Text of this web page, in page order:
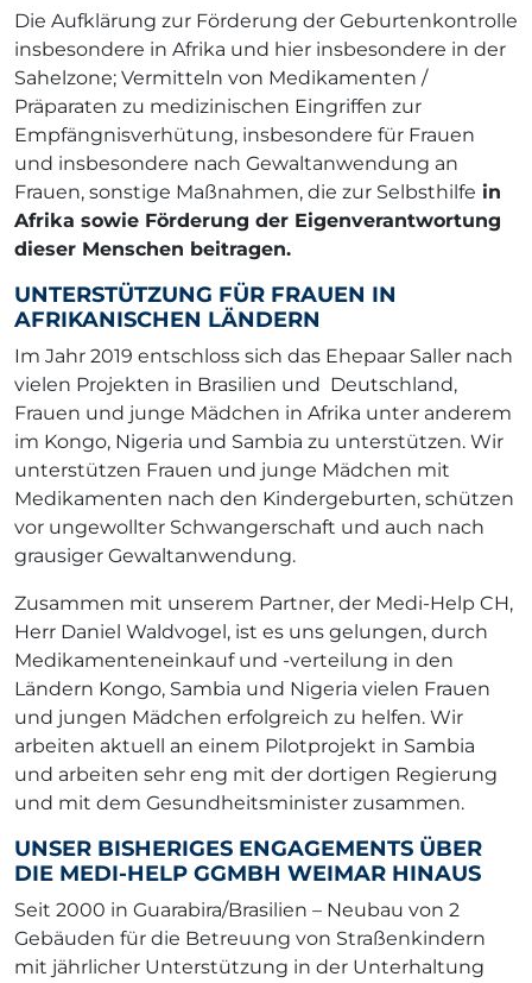
Die Aufklärung zur Förderung der Geburtenkontrolle
insbesondere in Afrika und hier insbesondere in der
Sahelzone; Vermitteln von Medikamenten /
Präparaten zu medizinischen Eingriffen zur
Empfängnisverhütung, insbesondere für Frauen
und insbesondere nach Gewaltanwendung an
Frauen, sonstige Maßnahmen, die zur Selbsthilfe in
Afrika sowie Förderung der Eigenverantwortung
dieser Menschen beitragen.
UNTERSTÜTZUNG FÜR FRAUEN IN
AFRIKANISCHEN LÄNDERN
Im Jahr 2019 entschloss sich das Ehepaar Saller nach
vielen Projekten in Brasilien und Deutschland,
Frauen und junge Mädchen in Afrika unter anderem
im Kongo, Nigeria und Sambia zu unterstützen. Wir
unterstützen Frauen und junge Mädchen mit
Medikamenten nach den Kindergeburten, schützen
vor ungewollter Schwangerschaft und auch nach
grausiger Gewaltanwendung.
Zusammen mit unserem Partner, der Medi-Help CH,
Herr Daniel Waldvogel, ist es uns gelungen, durch
Medikamenteneinkauf und -verteilung in den
Ländern Kongo, Sambia und Nigeria vielen Frauen
und jungen Mädchen erfolgreich zu helfen. Wir
arbeiten aktuell an einem Pilotprojekt in Sambia
und arbeiten sehr eng mit der dortigen Regierung
und mit dem Gesundheitsminister zusammen.
UNSER BISHERIGES ENGAGEMENTS ÜBER
DIE MEDI-HELP GGMBH WEIMAR HINAUS
Seit 2000 in Guarabira/Brasilien – Neubau von 2
Gebäuden für die Betreuung von Straßenkindern
mit jährlicher Unterstützung in der Unterhaltung